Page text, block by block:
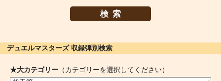
検索
デュエルマスターズ 収録弾別検索
★大カテゴリー （カテゴリーを選択してください）